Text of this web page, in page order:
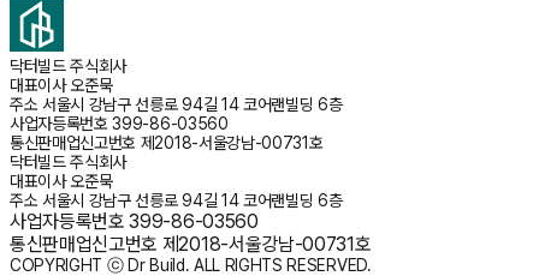
닥터빌드 주식회사
대표이사오준묵
주소 서울시 강남구 선릉로 94길 14 코어랜빌딩 6층
사업자등록번호 399-86-03560
통신판매업신고번호 제2018-서울강남-00731호
닥터빌드 주식회사
대표이사오준묵
주소 서울시 강남구 선릉로 94길 14 코어랜빌딩 6층
사업자등록번호 399-86-03560
통신판매업신고번호 제2018-서울강남-00731호
COPYRIGHT ⓒ Dr Build. ALL RIGHTS RESERVED.